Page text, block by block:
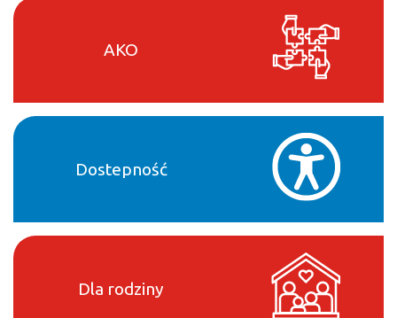
AKO
Dostepność
Dla rodziny